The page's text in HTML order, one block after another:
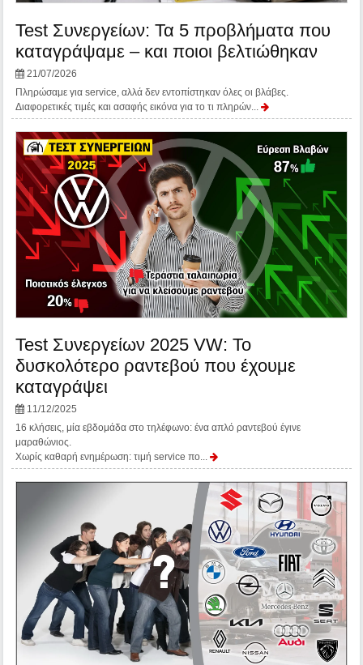
Test Συνεργείων: Τα 5 προβλήματα που
καταγράψαμε – και ποιοι βελτιώθηκαν
21/07/2026
Πληρώσαμε για service, αλλά δεν εντοπίστηκαν όλες οι βλάβες.
Διαφορετικές τιμές και ασαφής εικόνα για το τι πληρών...
Test Συνεργείων 2025 VW: Το
δυσκολότερο ραντεβού που έχουμε
καταγράψει
11/12/2025
16 κλήσεις, μία εβδομάδα στο τηλέφωνο: ένα απλό ραντεβού έγινε
μαραθώνιος.
Χωρίς καθαρή ενημέρωση: τιμή service πο...